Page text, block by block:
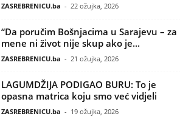
ZASREBRENICU.ba - 22 ožujka, 2026
“Da poručim Bošnjacima u Sarajevu – za
mene ni život nije skup ako je...
ZASREBRENICU.ba - 21 ožujka, 2026
LAGUMDŽIJA PODIGAO BURU: To je
opasna matrica koju smo već vidjeli
ZASREBRENICU.ba - 19 ožujka, 2026